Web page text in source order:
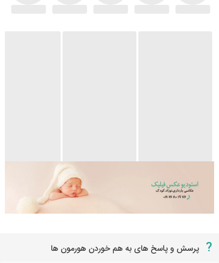
? پرسش و پاسخ های به هم خوردن هورمون ها